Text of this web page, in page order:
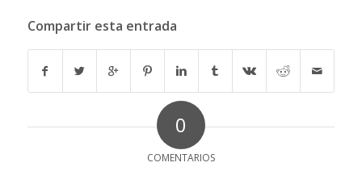
Compartir esta entrada
0
COMENTARIOS